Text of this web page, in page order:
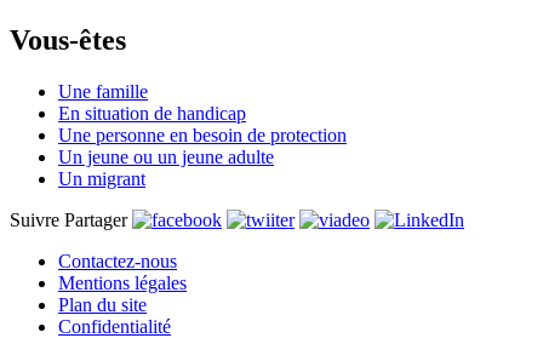
Vous-êtes
Une famille
En situation de handicap
Une personne en besoin de protection
Un jeune ou un jeune adulte
Un migrant
Suivre Partager
Contactez-nous
Mentions légales
Plan du site
Confidentialité